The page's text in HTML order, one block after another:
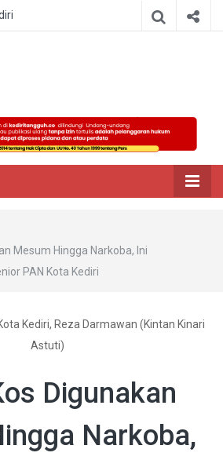
Tangguh
Mesum Hingga Narkoba, Ini
PAN Kota Kediri
Kediri, Reza Darmawan (Kintan Kinari
Astuti)
Digunakan
Narkoba,